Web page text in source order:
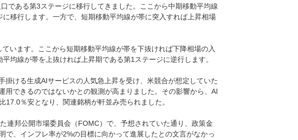
である第3ステージに移行してきました。ここから中期移動平均線
移行します。一方で、短期移動平均線が帯に突入すれば上昇相場
います。ここから短期移動平均線が帯を下抜ければ下降相場の入
均線が帯を上抜ければ上昇期である第1ステージに逆行します。
ける生成AIサービスの人気急上昇を受け、米競合が想定していた
用できるのではないかとの観測が高まりました。その影響から、AI
％安となり、関連銘柄が軒並み売られました。
連邦公開市場委員会（FOMC）で、予想されていた通り、政策金
で、インフレ率が2%の目標に向かって進展したとの文言がなかっ